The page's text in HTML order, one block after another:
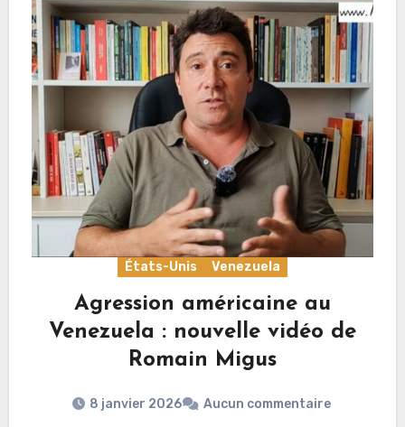
États-Unis Venezuela
Agression américaine au
Venezuela : nouvelle vidéo de
Romain Migus
8 janvier 2026 Aucun commentaire